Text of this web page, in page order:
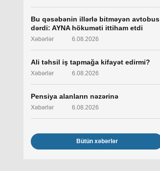
Bu qəsəbənin illərlə bitməyən avtobus
dərdi: AYNA hökuməti ittiham etdi
Xəbərlər 6.08.2026
Ali təhsil iş tapmağa kifayət edirmi?
Xəbərlər 6.08.2026
Pensiya alanların nəzərinə
Xəbərlər 6.08.2026
Bütün xəbərlər